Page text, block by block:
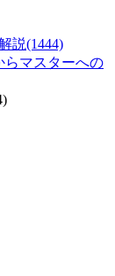
説(1444)
らマスターへの